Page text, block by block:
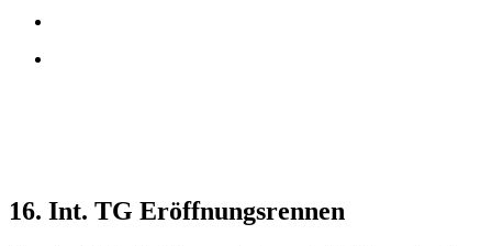
16. Int. TG Eröffnungsrennen